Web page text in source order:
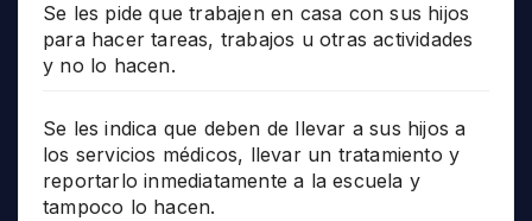
Se les pide que trabajen en casa con sus hijos
para hacer tareas, trabajos u otras actividades
y no lo hacen.
Se les indica que deben de llevar a sus hijos a
los servicios médicos, llevar un tratamiento y
reportarlo inmediatamente a la escuela y
tampoco lo hacen.